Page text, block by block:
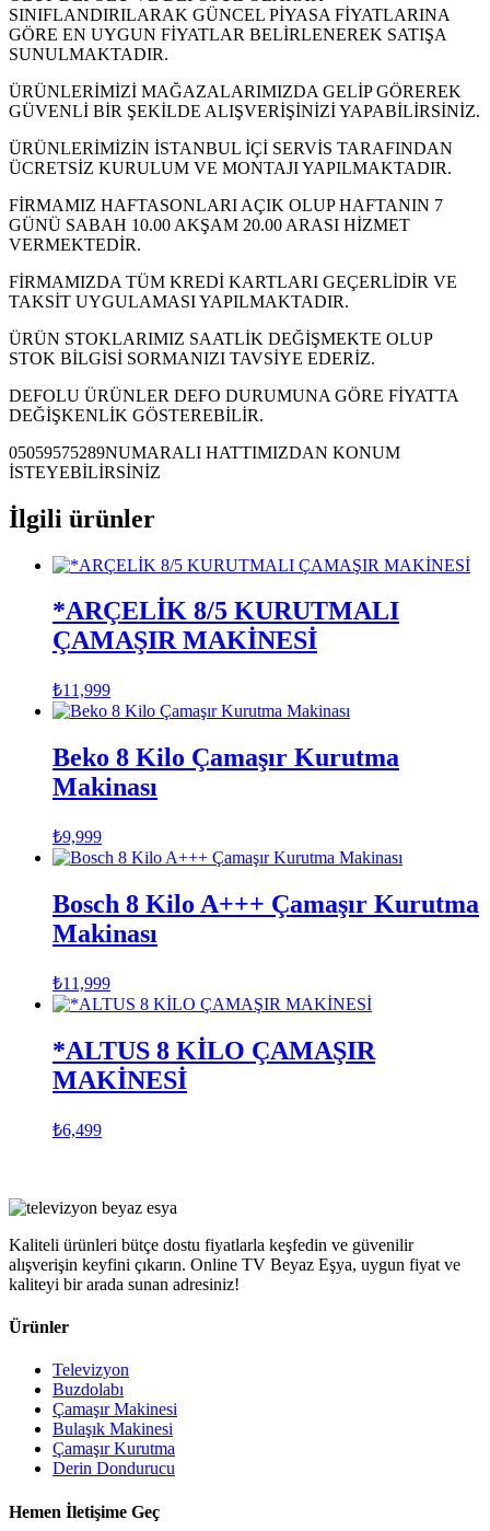
SINIFLANDIRILARAK GÜNCEL PİYASA FİYATLARINA
GÖRE EN UYGUN FİYATLAR BELİRLENEREK SATIŞA
SUNULMAKTADIR.
ÜRÜNLERİMİZİ MAĞAZALARIMIZDA GELİP GÖREREK
GÜVENLİ BİR ŞEKİLDE ALIŞVERİŞİNİZİ YAPABİLİRSİNİZ.
ÜRÜNLERİMİZİN İSTANBUL İÇİ SERVİS TARAFINDAN
ÜCRETSİZ KURULUM VE MONTAJI YAPILMAKTADIR.
FİRMAMIZ HAFTASONLARI AÇIK OLUP HAFTANIN 7
GÜNÜ SABAH 10.00 AKŞAM 20.00 ARASI HİZMET
VERMEKTEDİR.
FİRMAMIZDA TÜM KREDİ KARTLARI GEÇERLİDİR VE
TAKSİT UYGULAMASI YAPILMAKTADIR.
ÜRÜN STOKLARIMIZ SAATLİK DEĞİŞMEKTE OLUP
STOK BİLGİSİ SORMANIZI TAVSİYE EDERİZ.
DEFOLU ÜRÜNLER DEFO DURUMUNA GÖRE FİYATTA
DEĞİŞKENLİK GÖSTEREBİLİR.
05059575289NUMARALI HATTIMIZDAN KONUM
İSTEYEBİLİRSİNİZ
İlgili ürünler
*ARÇELİK 8/5 KURUTMALI
ÇAMAŞIR MAKİNESİ
₺11,999
Beko 8 Kilo Çamaşır Kurutma
Makinası
₺9,999
Bosch 8 Kilo A+++ Çamaşır Kurutma
Makinası
₺11,999
*ALTUS 8 KİLO ÇAMAŞIR
MAKİNESİ
₺6,499
Kaliteli ürünleri bütçe dostu fiyatlarla keşfedin ve güvenilir
alışverişin keyfini çıkarın. Online TV Beyaz Eşya, uygun fiyat ve
kaliteyi bir arada sunan adresiniz!
Ürünler
Televizyon
Buzdolabı
Çamaşır Makinesi
Bulaşık Makinesi
Çamaşır Kurutma
Derin Dondurucu
Hemen İletişime Geç